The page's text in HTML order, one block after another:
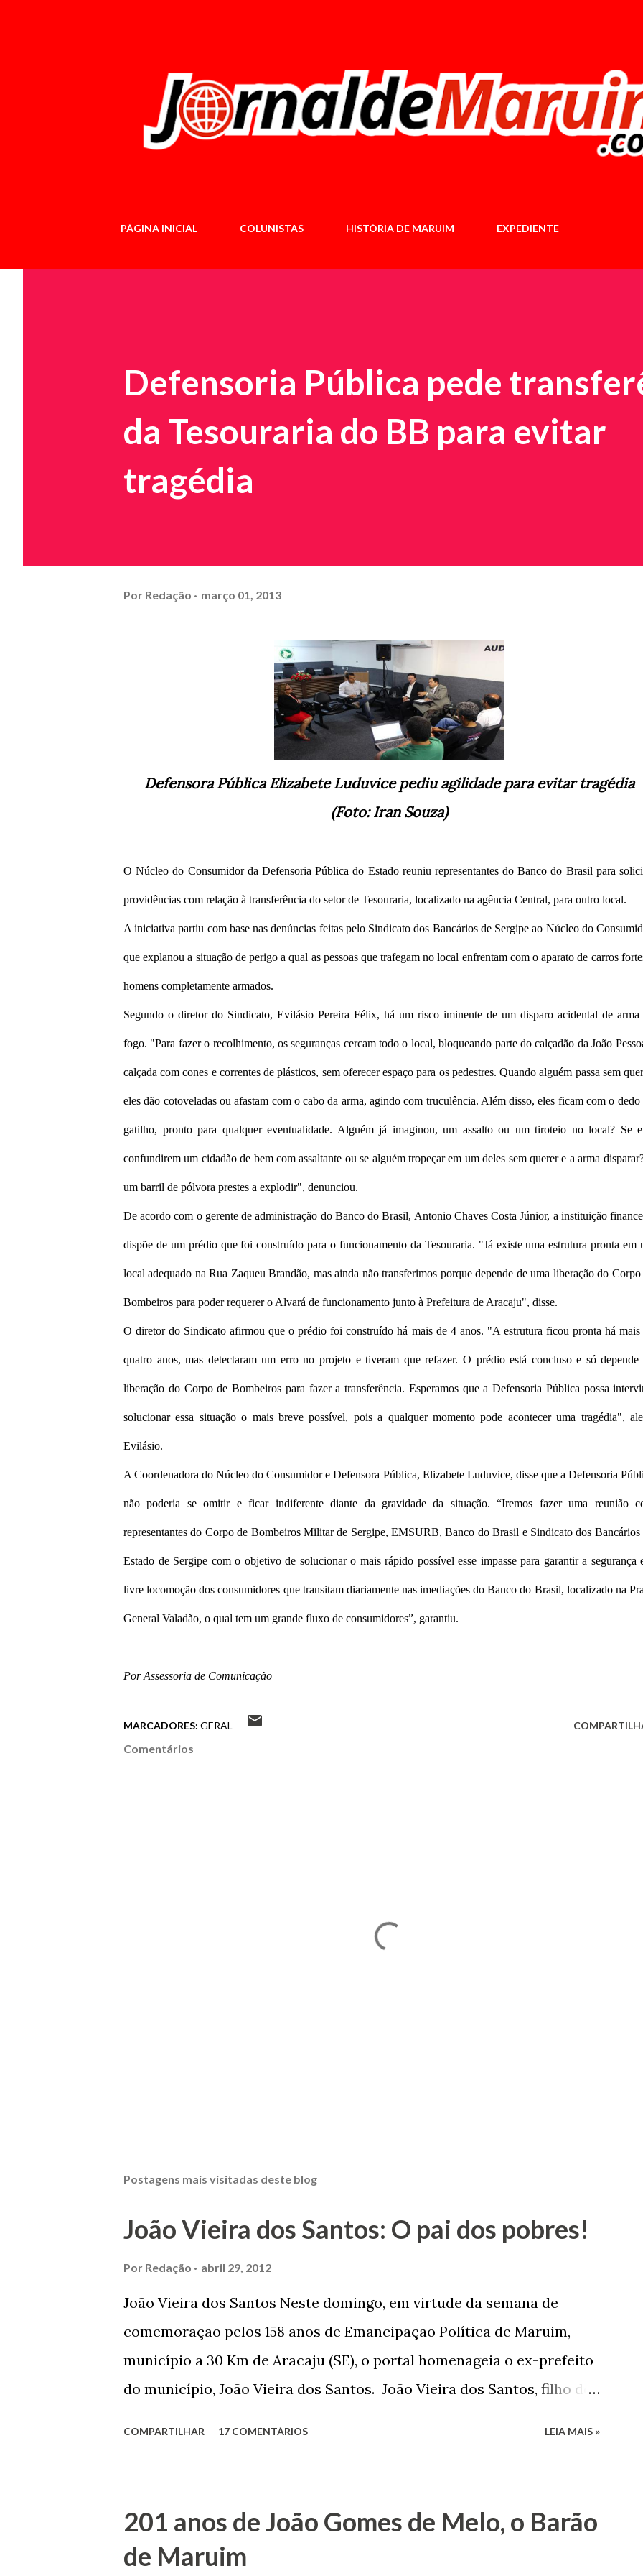
PÁGINA INICIAL COLUNISTAS HISTÓRIA DE MARUIM EXPEDIENTE
Defensoria Pública pede
da Tesouraria do BB para evitar
tragédia
Por Redação março 01, 2013
Defensora Pública Elizabete Luduvice pediu agilidade para evitar tragédia
(Foto: Iran Souza)
O Núcleo do Consumidor da Defensoria Pública do Estado reuniu representantes do Banco do Brasil para
providências com relação à transferência do setor de Tesouraria, localizado na agência Central, para outro local.
A iniciativa partiu com base nas denúncias feitas pelo Sindicato dos Bancários de Sergipe ao Núcleo do
que explanou a situação de perigo a qual as pessoas que trafegam no local enfrentam com o aparato de carros
homens completamente armados.
Segundo o diretor do Sindicato, Evilásio Pereira Félix, há um risco iminente de um disparo acidental de arma
fogo. "Para fazer o recolhimento, os seguranças cercam todo o local, bloqueando parte do calçadão da João
calçada com cones e correntes de plásticos, sem oferecer espaço para os pedestres. Quando alguém passa sem
eles dão cotoveladas ou afastam com o cabo da arma, agindo com truculência. Além disso, eles ficam com o dedo
gatilho, pronto para qualquer eventualidade. Alguém já imaginou, um assalto ou um tiroteio no local? Se
confundirem um cidadão de bem com assaltante ou se alguém tropeçar em um deles sem querer e a arma
um barril de pólvora prestes a explodir", denunciou.
De acordo com o gerente de administração do Banco do Brasil, Antonio Chaves Costa Júnior, a instituição
dispõe de um prédio que foi construído para o funcionamento da Tesouraria. "Já existe uma estrutura pronta em
local adequado na Rua Zaqueu Brandão, mas ainda não transferimos porque depende de uma liberação do Corpo
Bombeiros para poder requerer o Alvará de funcionamento junto à Prefeitura de Aracaju", disse.
O diretor do Sindicato afirmou que o prédio foi construído há mais de 4 anos. "A estrutura ficou pronta há mais
quatro anos, mas detectaram um erro no projeto e tiveram que refazer. O prédio está concluso e só depende
liberação do Corpo de Bombeiros para fazer a transferência. Esperamos que a Defensoria Pública possa
solucionar essa situação o mais breve possível, pois a qualquer momento pode acontecer uma tragédia",
Evilásio.
A Coordenadora do Núcleo do Consumidor e Defensora Pública, Elizabete Luduvice, disse que a Defensoria
não poderia se omitir e ficar indiferente diante da gravidade da situação. “Iremos fazer uma reunião
representantes do Corpo de Bombeiros Militar de Sergipe, EMSURB, Banco do Brasil e Sindicato dos Bancários
Estado de Sergipe com o objetivo de solucionar o mais rápido possível esse impasse para garantir a segurança
livre locomoção dos consumidores que transitam diariamente nas imediações do Banco do Brasil, localizado na
General Valadão, o qual tem um grande fluxo de consumidores”, garantiu.
Por Assessoria de Comunicação
MARCADORES: GERAL
Comentários
Postagens mais visitadas deste blog
João Vieira dos Santos: O pai dos pobres!
Por Redação abril 29, 2012
João Vieira dos Santos Neste domingo, em virtude da semana de
comemoração pelos 158 anos de Emancipação Política de Maruim,
município a 30 Km de Aracaju (SE), o portal homenageia o ex-prefeito
do município, João Vieira dos Santos. João Vieira dos Santos, filho de
se dedicar aos estudos, e então passou a colocar o trabalho em
primeiro plano para auxiliar na renda familiar. No comércio foi
COMPARTILHAR 17 COMENTÁRIOS LEIA MAIS »
201 anos de João Gomes de Melo, o Barão
de Maruim